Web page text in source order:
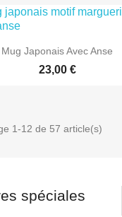
 Aperçu rapide
Mug Japonais Avec Anse
23,00 €
1-12 de 57 article(s)
spéciales